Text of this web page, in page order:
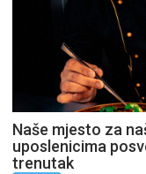
Naše mjesto za
uposlenicima
trenutak